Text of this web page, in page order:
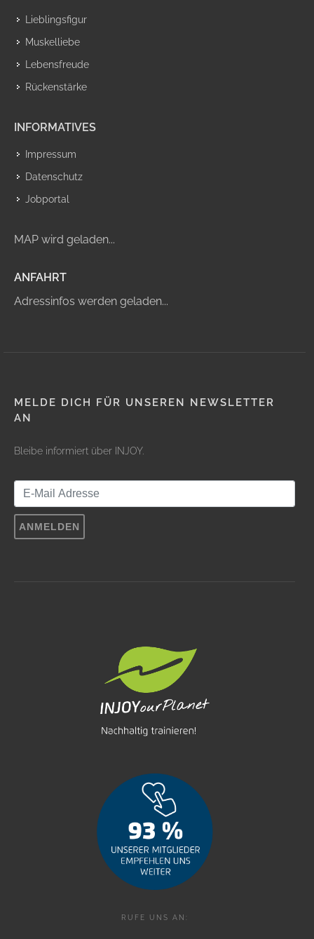
Lieblingsfigur
Muskelliebe
Lebensfreude
Rückenstärke
INFORMATIVES
Impressum
Datenschutz
Jobportal
MAP wird geladen...
ANFAHRT
Adressinfos werden geladen...
MELDE DICH FÜR UNSEREN NEWSLETTER
AN
Bleibe informiert über INJOY.
ANMELDEN
RUFE UNS AN: